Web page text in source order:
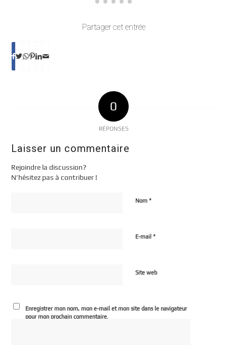
Partager cet entrée
0
RÉPONSES
Laisser un commentaire
Rejoindre la discussion?
N’hésitez pas à contribuer !
Nom*
E-mail*
Site web
Enregistrer mon nom, mon e-mail et mon site dans le navigateur
pour mon prochain commentaire.